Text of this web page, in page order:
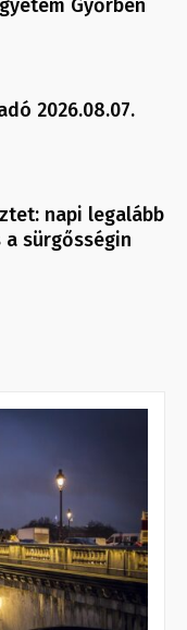
Győrben
2026.08.07.
napi legalább
sürgősségin